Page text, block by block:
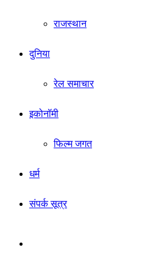
राजस्थान
दुनिया
रेल समाचार
इकोनॉमी
फिल्म जगत
धर्म
संपर्क सूत्र